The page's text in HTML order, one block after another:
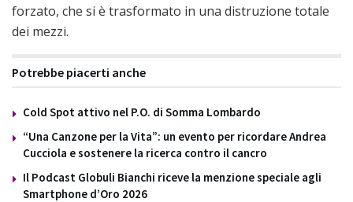
forzato, che si è trasformato in una distruzione totale
dei mezzi.
Potrebbe piacerti anche
Cold Spot attivo nel P.O. di Somma Lombardo
“Una Canzone per la Vita”: un evento per ricordare Andrea
Cucciola e sostenere la ricerca contro il cancro
Il Podcast Globuli Bianchi riceve la menzione speciale agli
Smartphone d’Oro 2026